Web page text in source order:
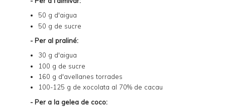
50 g d'aigua
50 g de sucre
- Per al praliné:
30 g d'aigua
100 g de sucre
160 g d'avellanes torrades
100-125 g de xocolata al 70% de cacau
- Per a la gelea de coco: